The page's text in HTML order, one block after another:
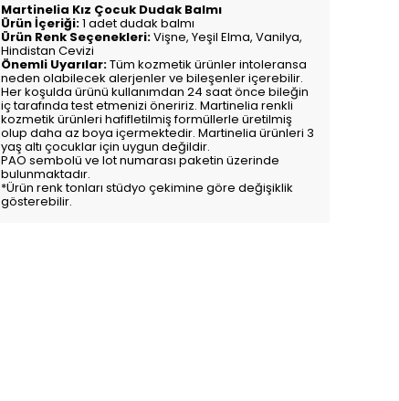
Martinelia Kız Çocuk Dudak Balmı
Ürün İçeriği:1 adet dudak balmı
Ürün Renk Seçenekleri:Vişne, Yeşil Elma, Vanilya,
Hindistan Cevizi
Önemli Uyarılar:Tüm kozmetik ürünler intoleransa
neden olabilecek alerjenler ve bileşenler içerebilir.
Her koşulda ürünü kullanımdan 24 saat önce bileğin
iç tarafında test etmenizi öneririz. Martinelia renkli
kozmetik ürünleri hafifletilmiş formüllerle üretilmiş
olup daha az boya içermektedir. Martinelia ürünleri 3
yaş altı çocuklar için uygun değildir.
PAO sembolü ve lot numarası paketin üzerinde
bulunmaktadır.
*Ürün renk tonları stüdyo çekimine göre değişiklik
gösterebilir.